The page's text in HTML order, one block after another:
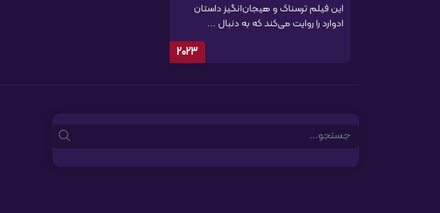
این فیلم ترسناک و هیجان‌انگیز داستان
ادوارد را روایت می‌کند که به دنبال ...
2023
Search